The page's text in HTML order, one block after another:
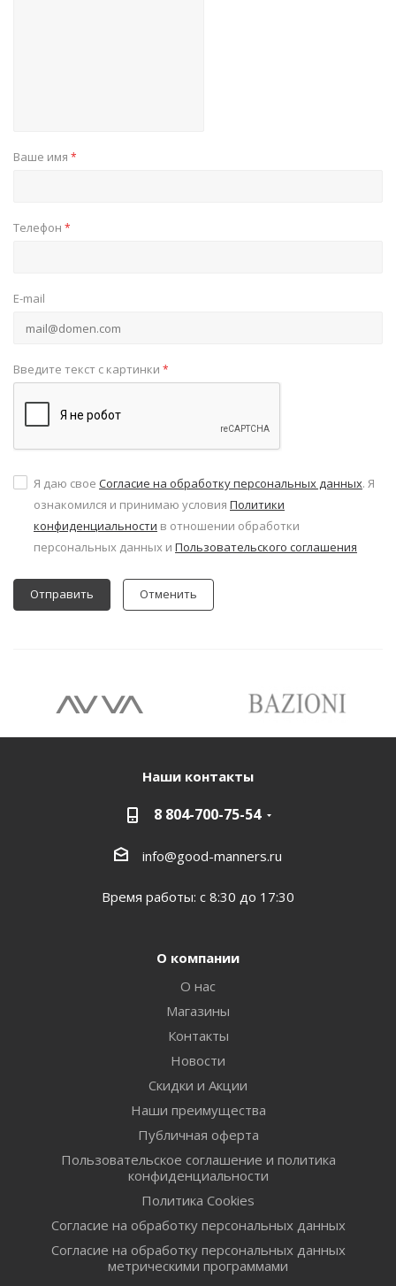
Ваше имя *
Телефон *
E-mail
Введите текст с картинки *
Я даю свое Согласие на обработку персональных данных. Я
ознакомился и принимаю условия Политики
конфиденциальности в отношении обработки
персональных данных и Пользовательского соглашения
Отменить
Наши контакты
8 804-700-75-54
info@good-manners.ru
Время работы: с 8:30 до 17:30
О компании
О нас
Магазины
Контакты
Новости
Скидки и Акции
Наши преимущества
Публичная оферта
Пользовательское соглашение и политика
конфиденциальности
Политика Cookies
Согласие на обработку персональных данных
Согласие на обработку персональных данных
метрическими программами